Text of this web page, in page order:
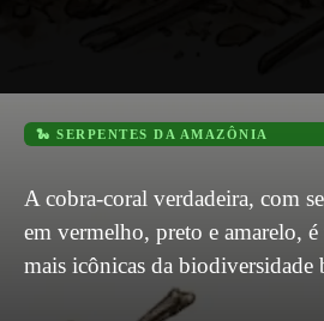
🐍 SERPENTES DA AMAZÔNIA
A cobra-coral verdadeira, com
em vermelho, preto e amarelo, é
mais icônicas da biodiversidade